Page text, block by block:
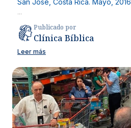
San José, Costa Rica. Mayo, 2016
Publicado por
Clínica Bíblica
Leer más